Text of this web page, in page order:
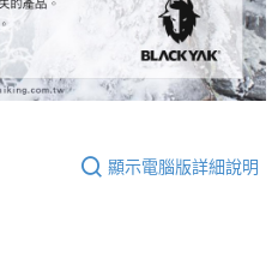
顯示電腦版詳細說明